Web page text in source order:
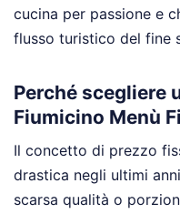
cucina per passione e
flusso turistico del fine
Perché scegliere
Fiumicino Menù
Il concetto di prezzo
drastica negli ultimi
scarsa qualità o